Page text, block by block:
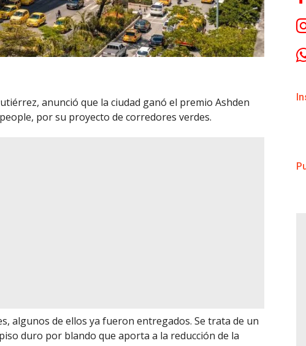
anunció que la ciudad ganó el premio Ashden
por su proyecto de corredores verdes.
algunos de ellos ya fueron entregados. Se trata de un
duro por blando que aporta a la reducción de la